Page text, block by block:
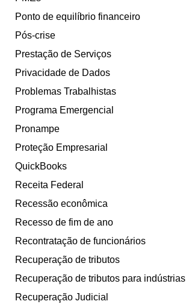
Ponto de equilíbrio financeiro
Pós-crise
Prestação de Serviços
Privacidade de Dados
Problemas Trabalhistas
Programa Emergencial
Pronampe
Proteção Empresarial
QuickBooks
Receita Federal
Recessão econômica
Recesso de fim de ano
Recontratação de funcionários
Recuperação de tributos
Recuperação de tributos para indústrias
Recuperação Judicial